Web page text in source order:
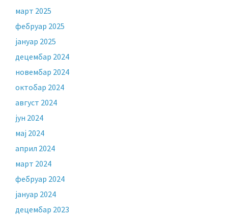
март 2025
фебруар 2025
јануар 2025
децембар 2024
новембар 2024
октобар 2024
август 2024
јун 2024
мај 2024
април 2024
март 2024
фебруар 2024
јануар 2024
децембар 2023